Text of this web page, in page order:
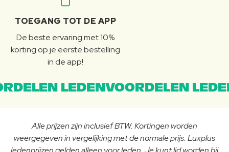
TOEGANG TOT DE APP
De beste ervaring met 10%
korting op je eerste bestelling
in de app!
LEDENVOORDELEN
Alle prijzen zijn inclusief BTW. Kortingen worden
weergegeven in vergelijking met de normale prijs. Luxplus